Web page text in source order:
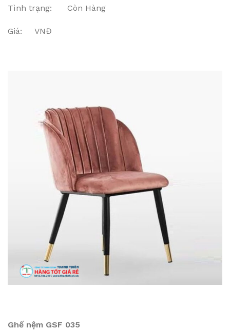
Tình trạng: Còn Hàng
Giá: VNĐ
Ghế nệm GSF 035